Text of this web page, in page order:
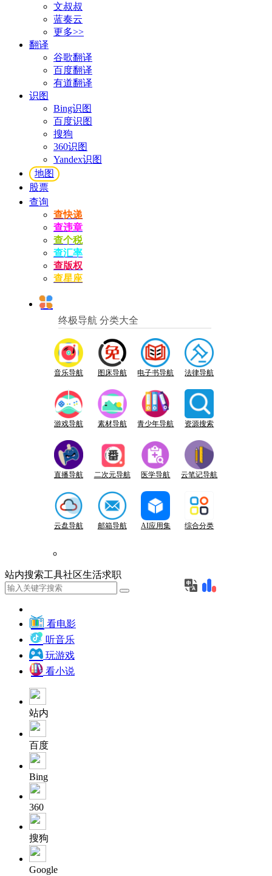
文叔叔
蓝奏云
更多>>
翻译
谷歌翻译
百度翻译
有道翻译
识图
Bing识图
百度识图
搜狗
360识图
Yandex识图
地图
股票
查询
查快递
查违章
查个税
查汇率
查版权
查星座
终极导航 分类大全
音乐导航 图床导航 电子书导航 法律导航
游戏导航 素材导航 青少年导航 资源搜索
直播导航 二次元导航 医学导航 云笔记导航
云盘导航 邮箱导航 AI应用集 综合分类
站内搜索工具社区生活求职
看电影
听音乐
玩游戏
看小说
站内
百度
Bing
360
搜狗
Google